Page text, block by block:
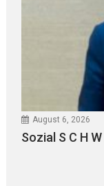
August 6, 2026
Sozial S C H